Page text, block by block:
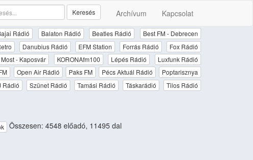
Archívum Kapcsolat
Keresés
Rádió Balaton Rádió Beatles Rádió
Best FM - Debrecen
Danubius Rádió EFM Station Forrás Rádió
Fox Rádió
- Kaposvár KORONAfm100 Lépés Rádió
Luxfunk Rádió
Open Air Rádió Paks FM Pécs Aktuál Rádió
Poptarisznya
Rádió Szünet Rádió Tamási Rádió Táskarádió
Tilos Rádió
Összesen: 4548 előadó, 11495 dal